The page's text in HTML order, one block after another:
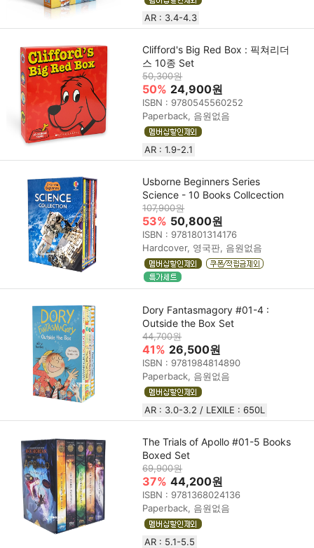
AR : 3.4-4.3
Clifford's Big Red Box : 픽쳐리더
스 10종 Set
50,300원
50% 24,900원
ISBN : 9780545560252
Paperback, 음원없음
AR : 1.9-2.1
Usborne Beginners Series
Science - 10 Books Collcection
107,900원
53% 50,800원
ISBN : 9781801314176
Hardcover, 영국판, 음원없음
Dory Fantasmagory #01-4 :
Outside the Box Set
44,700원
41% 26,500원
ISBN : 9781984814890
Paperback, 음원없음
AR : 3.0-3.2 / LEXILE : 650L
The Trials of Apollo #01-5 Books
Boxed Set
69,900원
37% 44,200원
ISBN : 9781368024136
Paperback, 음원없음
AR : 5.1-5.5